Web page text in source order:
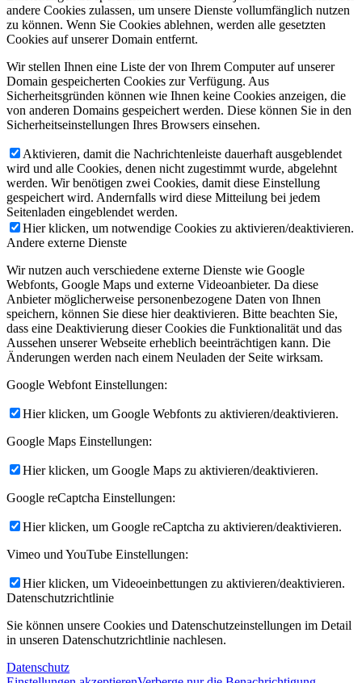
andere Cookies zulassen, um unsere Dienste vollumfänglich nutzen
zu können. Wenn Sie Cookies ablehnen, werden alle gesetzten
Cookies auf unserer Domain entfernt.
Wir stellen Ihnen eine Liste der von Ihrem Computer auf unserer
Domain gespeicherten Cookies zur Verfügung. Aus
Sicherheitsgründen können wie Ihnen keine Cookies anzeigen, die
von anderen Domains gespeichert werden. Diese können Sie in den
Sicherheitseinstellungen Ihres Browsers einsehen.
Aktivieren, damit die Nachrichtenleiste dauerhaft ausgeblendet
wird und alle Cookies, denen nicht zugestimmt wurde, abgelehnt
werden. Wir benötigen zwei Cookies, damit diese Einstellung
gespeichert wird. Andernfalls wird diese Mitteilung bei jedem
Seitenladen eingeblendet werden.
Hier klicken, um notwendige Cookies zu aktivieren/deaktivieren.
Andere externe Dienste
Wir nutzen auch verschiedene externe Dienste wie Google
Webfonts, Google Maps und externe Videoanbieter. Da diese
Anbieter möglicherweise personenbezogene Daten von Ihnen
speichern, können Sie diese hier deaktivieren. Bitte beachten Sie,
dass eine Deaktivierung dieser Cookies die Funktionalität und das
Aussehen unserer Webseite erheblich beeinträchtigen kann. Die
Änderungen werden nach einem Neuladen der Seite wirksam.
Google Webfont Einstellungen:
Hier klicken, um Google Webfonts zu aktivieren/deaktivieren.
Google Maps Einstellungen:
Hier klicken, um Google Maps zu aktivieren/deaktivieren.
Google reCaptcha Einstellungen:
Hier klicken, um Google reCaptcha zu aktivieren/deaktivieren.
Vimeo und YouTube Einstellungen:
Hier klicken, um Videoeinbettungen zu aktivieren/deaktivieren.
Datenschutzrichtlinie
Sie können unsere Cookies und Datenschutzeinstellungen im Detail
in unseren Datenschutzrichtlinie nachlesen.
Datenschutz